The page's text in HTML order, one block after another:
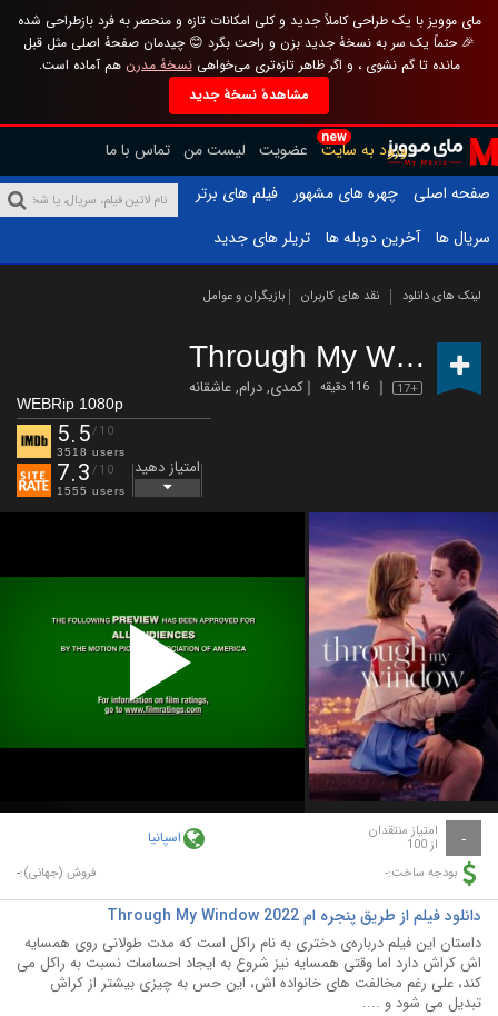
مای موویز با یک طراحی کاملاً جدید و کلی امکانات تازه و منحصر به فرد بازطراحی شده
🎉 حتماً یک سر به نسخهٔ جدید بزن و راحت بگرد 😊 چیدمان صفحهٔ اصلی مثل قبل
مانده تا گم نشوی ، و اگر ظاهر تازه‌تری می‌خواهینسخهٔ مدرن هم آماده است.
مشاهدهٔ نسخهٔ جدید
new
ورود به سایت عضویت لیست من تماس با ما
صفحه اصلی
چهره های مشهور
فیلم های برتر
سریال ها
آخرین دوبله ها تریلر های جدید
لینک های دانلود نقد های کاربران بازیگران و عوامل
Through My Window
17+ 116 دقیقه کمدی,درام,عاشقانه
WEBRip 1080p
5.5/10
3518 users
7.3 /10
1555 users
امتیاز دهید
Play
Video
- امتیاز منتقدان
از 100 اسپانیا
بودجه ساخت:- فروش (جهانی):-
دانلود فیلم از طریق پنجره ام Through My Window 2022
داستان این فیلم درباره‌ی دختری به نام راکل است که مدت طولانی روی همسایه
اش کراش دارد اما وقتی همسایه نیز شروع به ایجاد احساسات نسبت به راکل می
کند، علی رغم مخالفت های خانواده اش، این حس به چیزی بیشتر از کراش
تبدیل می شود و ....